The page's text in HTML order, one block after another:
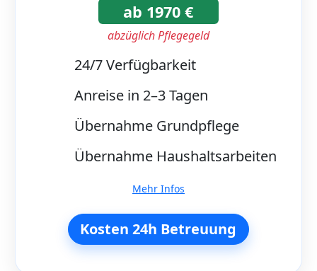
ab 1970 €
abzüglich Pflegegeld
24/7 Verfügbarkeit
Anreise in 2–3 Tagen
Übernahme Grundpflege
Übernahme Haushaltsarbeiten
Mehr Infos
Kosten 24h Betreuung